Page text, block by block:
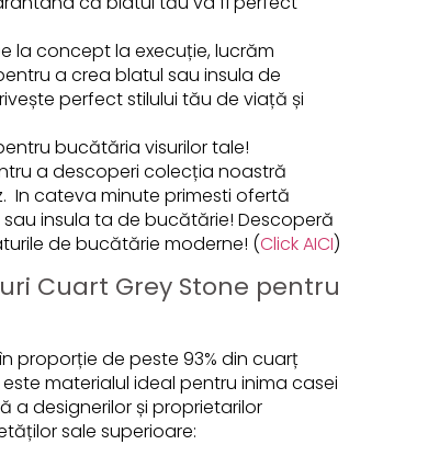
la concept la execuție, lucrăm
a crea blatul sau insula de
perfect stilului tău de viață și
bucătăria visurilor tale!
a descoperi colecția noastră
In cateva minute primesti ofertă
insula ta de bucătărie! Descoperă
de bucătărie moderne! (Click AICI)
Cuart Grey Stone pentru
proporție de peste 93% din cuarț
materialul ideal pentru inima casei
a designerilor și proprietarilor
sale superioare: